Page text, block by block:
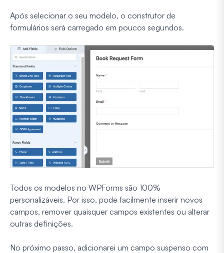
Após selecionar o seu modelo, o construtor de
formulários será carregado em poucos segundos.
Todos os modelos no WPForms são 100%
personalizáveis. Por isso, pode facilmente inserir novos
campos, remover quaisquer campos existentes ou alterar
outras definições.
No próximo passo, adicionarei um campo suspenso com